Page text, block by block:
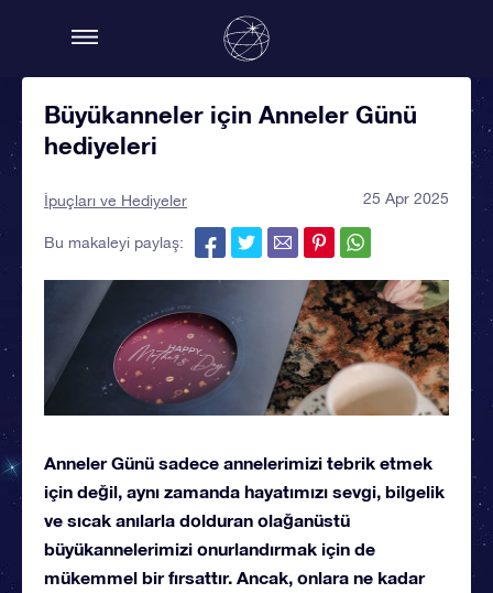
Büyükanneler için Anneler Günü
hediyeleri
İpuçları ve Hediyeler 25 Apr 2025
Bu makaleyi paylaş:
Anneler Günü sadece annelerimizi tebrik etmek
için değil, aynı zamanda hayatımızı sevgi, bilgelik
ve sıcak anılarla dolduran olağanüstü
büyükannelerimizi onurlandırmak için de
mükemmel bir fırsattır. Ancak, onlara ne kadar